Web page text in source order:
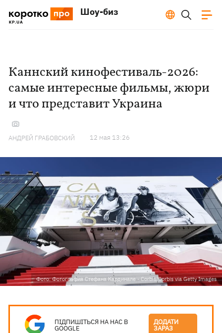
Шоу-биз
Каннский кинофестиваль-2026:
самые интересные фильмы, жюри
и что представит Украина
АНДРЕЙ ГРАБОВСКИЙ 12 мая 13:26
Фото: Фотография Стефана Кардинале - Corbis/Corbis via Getty Images
ПІДПИШІТЬСЯ НА НАС В
GOOGLE
ДОДАТИ
ЗАРАЗ